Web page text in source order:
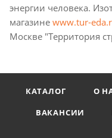
энергии человека.
магазине www.tur-
Москве "Территория
КАТАЛОГ О
ВАКАНСИИ